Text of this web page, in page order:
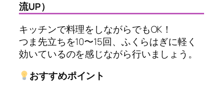
流UP）
キッチンで料理をしながらでもOK！
つま先立ちを10〜15回、ふくらはぎに軽く
効いているのを感じながら行いましょう。
おすすめポイント